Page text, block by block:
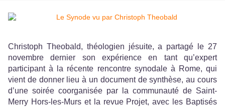
Christoph Theobald, théologien jésuite, a partagé le 27
novembre dernier son expérience en tant qu’expert
participant à la récente rencontre synodale à Rome, qui
vient de donner lieu à un document de synthèse, au cours
d’une soirée coorganisée par la communauté de Saint-
Merry Hors-les-Murs et la revue Projet, avec les Baptisés